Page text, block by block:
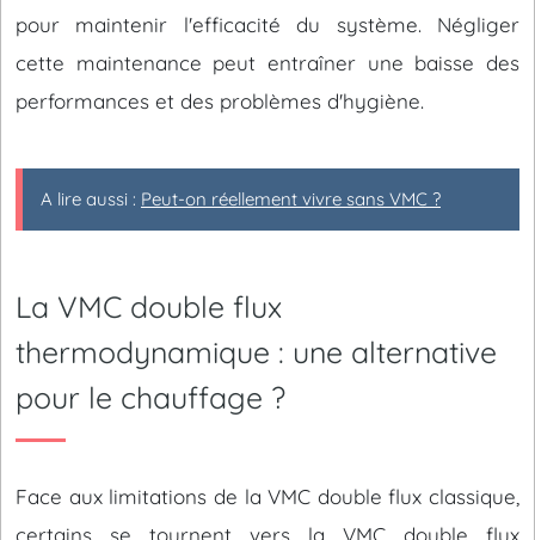
pour maintenir l'efficacité du système. Négliger
cette maintenance peut entraîner une baisse des
performances et des problèmes d'hygiène.
A lire aussi : Peut-on réellement vivre sans VMC ?
La VMC double flux
thermodynamique : une alternative
pour le chauffage ?
Face aux limitations de la VMC double flux classique,
certains se tournent vers la VMC double flux